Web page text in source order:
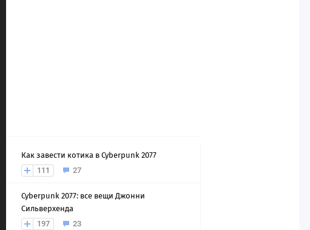
Как завести котика в Cyberpunk 2077
111
27
Cyberpunk 2077: все вещи Джонни
Сильверхенда
197
23